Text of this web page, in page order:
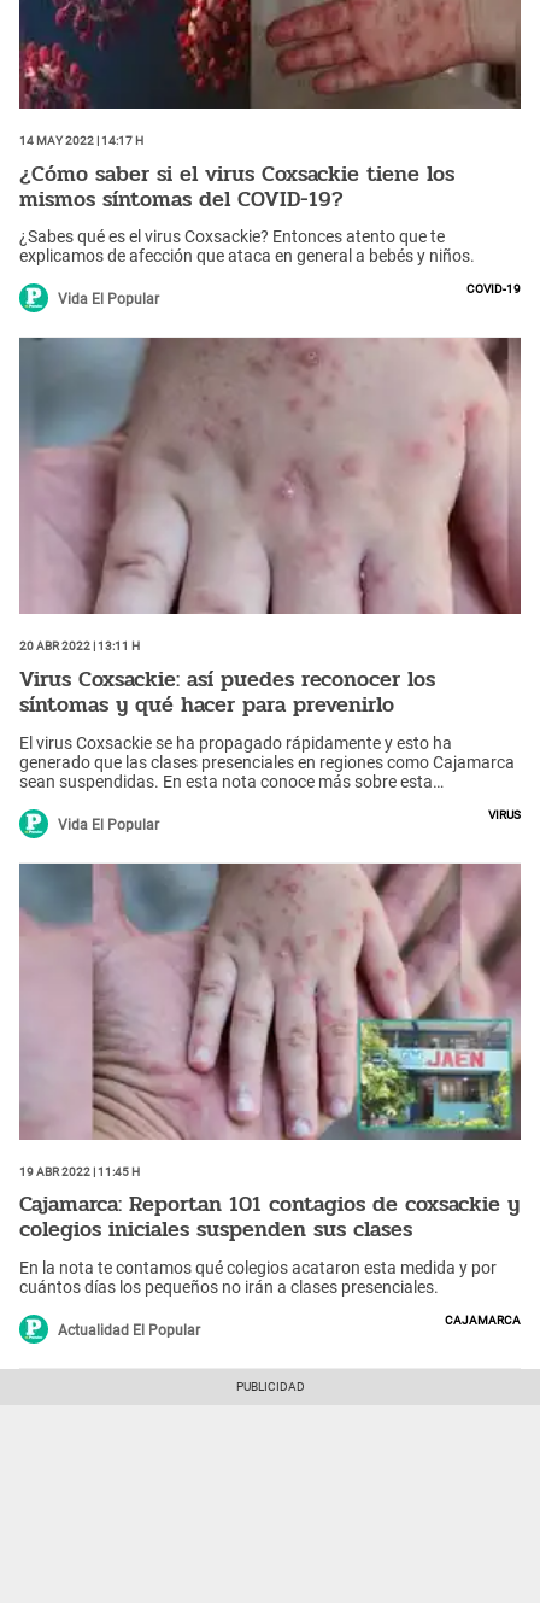
14 May 2022 | 14:17 h
¿Cómo saber si el virus Coxsackie tiene los
mismos síntomas del COVID-19?
¿Sabes qué es el virus Coxsackie? Entonces atento que te
explicamos de afección que ataca en general a bebés y niños.
Vida El Popular
COVID-19
20 Abr 2022 | 13:11 h
Virus Coxsackie: así puedes reconocer los
síntomas y qué hacer para prevenirlo
El virus Coxsackie se ha propagado rápidamente y esto ha
generado que las clases presenciales en regiones como Cajamarca
sean suspendidas. En esta nota conoce más sobre esta
Vida El Popular
Virus
19 Abr 2022 | 11:45 h
Cajamarca: Reportan 101 contagios de coxsackie y
colegios iniciales suspenden sus clases
En la nota te contamos qué colegios acataron esta medida y por
cuántos días los pequeños no irán a clases presenciales.
Actualidad El Popular
Cajamarca